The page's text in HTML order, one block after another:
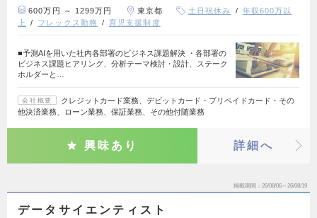
600万円 ～ 1299万円 東京都 土日祝休み
年収600万以
上
フレックス勤務 育児支援制度
■予測AIを用いた社内各部署のビジネス課題解決 ・各部署の
ビジネス課題ヒアリング、分析テーマ検討・設計、ステーク
ホルダーと…
会社概要
クレジットカード業務、デビットカード・プリペイドカード・その
他決済業務、ローン業務、保証業務、その他付随業務
興味あり 詳細へ
掲載期間 26/08/06～26/08/19
データサイエンティスト